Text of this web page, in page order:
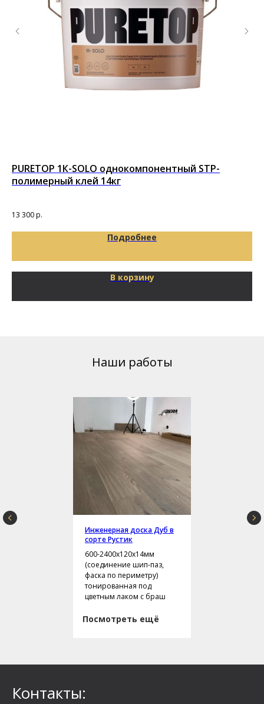
PURETOP 1К-SOLO однокомпонентный STP-
полимерный клей 14кг
13 300р.
Подробнее
В корзину
Наши работы
Инженерная доска Дуб в
сорте Рустик
600-2400х120х14мм
(соединение шип-паз,
фаска по периметру)
тонированная под
цветным лаком с браш
Посмотреть ещё
Контакты: